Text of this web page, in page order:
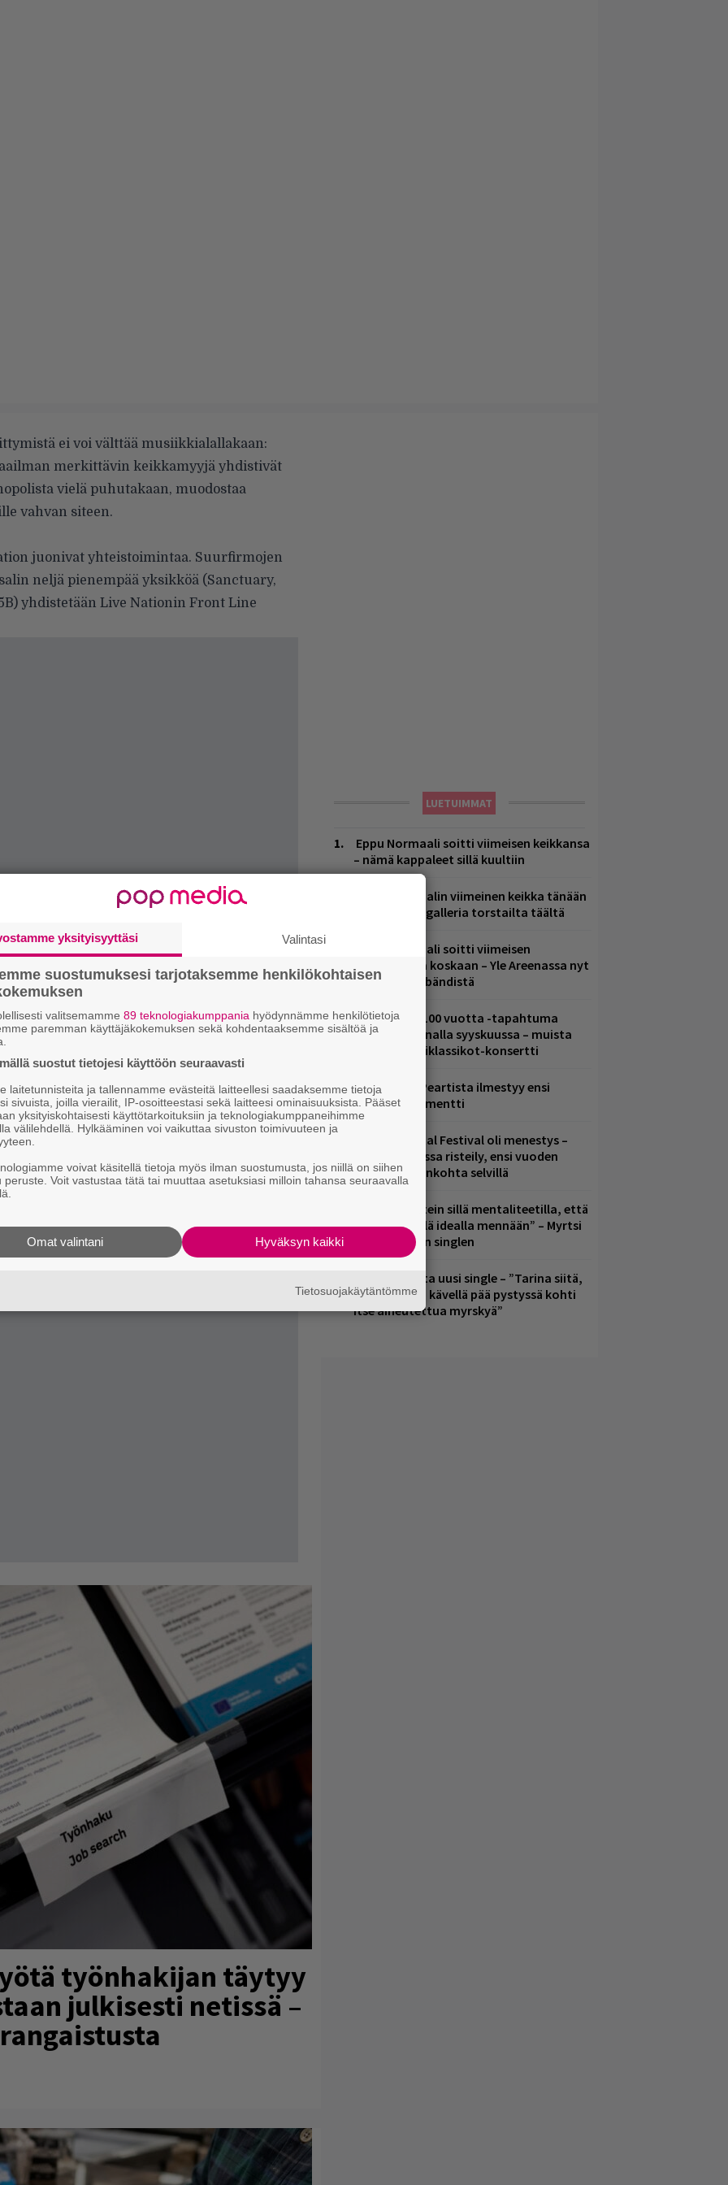
ei voi välttää musiikkialallakaan:
merkittävin keikkamyyjä yhdistivät
vielä puhutakaan, muodostaa
vahvan siteen.
juonivat yhteistoimintaa. Suurfirmojen
neljä pienempää yksikköä (Sanctuary,
yhdistetään Live Nationin Front Line
artistien brändejä
ja strategisen markkinoinnin avulla”,
250 artistia – mukaan lukien esimerkiksi
Universalin rosteriin taas kuuluvat muiden
Priest ja Slipknot.
tiedät mistä kahvitauolla puhutaan! Nappaa
suoraan sähköpostiin tästä.
työnhakijan täytyy
julkisesti netissä –
LUETUIMMAT
Eppu Normaali soitti viimeisen keikkansa
– nämä kappaleet sillä kuultiin
Eppu Normaalin viimeinen keikka tänään
– katso kuvagalleria torstailta täältä
Eppu Normaali soitti viimeisen
konserttinsa koskaan – Yle Areenassa nyt
dokumentti bändistä
Valtava Yle 100 vuotta -tapahtuma
Veikkaus Arenalla syyskuussa – muista
myös metalliklassikot-konsertti
Rushin Neil Peartista ilmestyy ensi
kuussa dokumentti
Hellsinki Metal Festival oli menestys –
syksyllä luvassa risteily, ensi vuoden
festarien ajankohta selvillä
”Tätä biisiä tein sillä mentaliteetilla, että
ensimmäisellä idealla mennään” – Myrtsi
julkaisi uuden singlen
Vilma Alinalta uusi single – ”Tarina siitä,
miltä tuntuu kävellä pää pystyssä kohti
itse aiheutettua myrskyä”
yksityisyyttäsi Valintasi
suostumuksesi tarjotaksemme henkilökohtaisen
valitsemamme 89 teknologiakumppania hyödynnämme henkilötietoja
paremman käyttäjäkokemuksen sekä kohdentaaksemme sisältöä ja
suostut tietojesi käyttöön seuraavasti
laitetunnisteita ja tallennamme evästeitä laitteellesi saadaksemme tietoja
sivuista, joilla vierailit, IP-osoitteestasi sekä laitteesi ominaisuuksista. Pääset
yksityiskohtaisesti käyttötarkoituksiin ja teknologiakumppaneihimme
välilehdellä. Hylkääminen voi vaikuttaa sivuston toimivuuteen ja
voivat käsitellä tietoja myös ilman suostumusta, jos niillä on siihen
peruste. Voit vastustaa tätä tai muuttaa asetuksiasi milloin tahansa seuraavalla
Hyväksyn kaikki
Omat valintani
Tietosuojakäytäntömme